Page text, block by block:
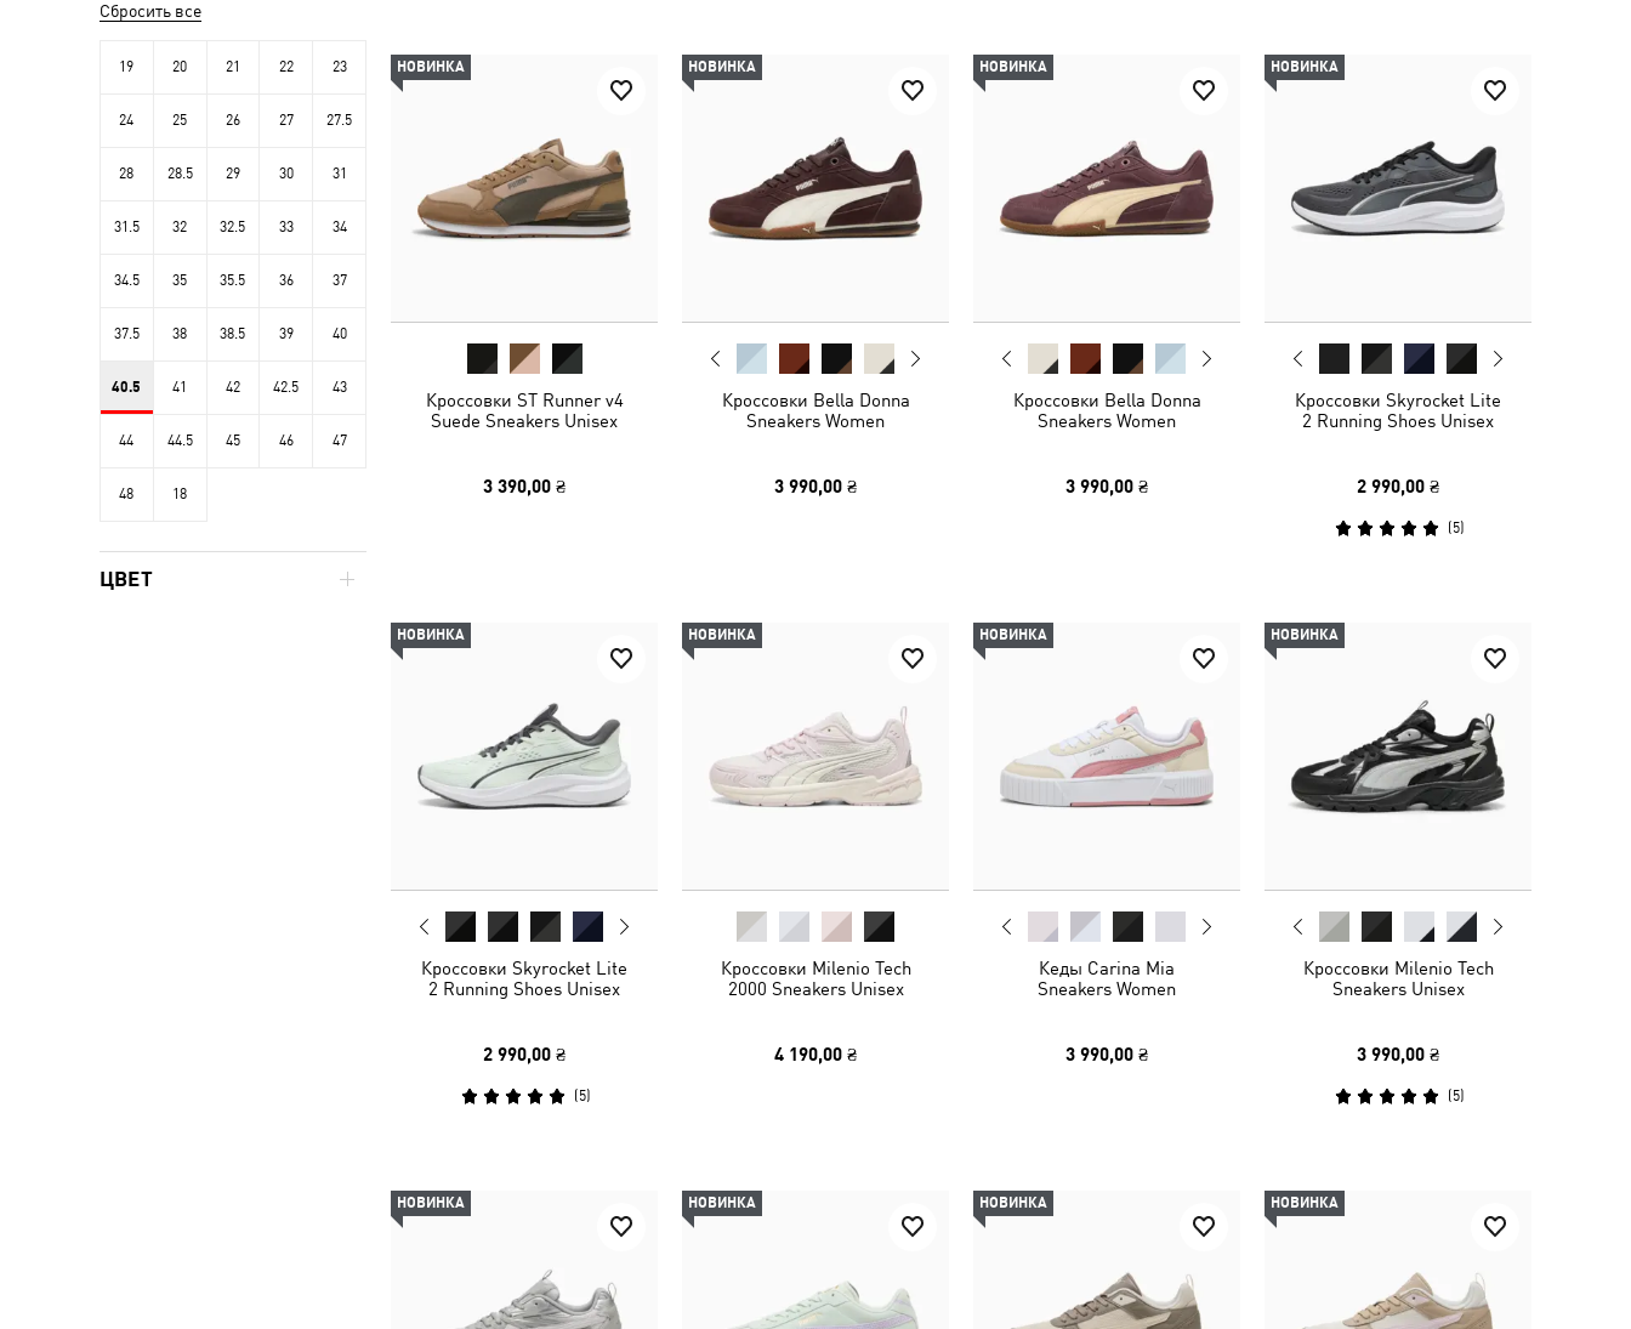
НОВИНКА
Кроссовки ST Runner v4
Suede Sneakers Unisex
3 390,00 ₴
НОВИНКА
Кроссовки Bella Donna
Sneakers Women
3 990,00 ₴
НОВИНКА
Кроссовки Bella Donna
Sneakers Women
3 990,00 ₴
НОВИНКА
Кроссовки Skyrocket Lite
2 Running Shoes Unisex
2 990,00 ₴
(5)
НОВИНКА
Кроссовки Skyrocket Lite
2 Running Shoes Unisex
2 990,00 ₴
(5)
НОВИНКА
Кроссовки Milenio Tech
2000 Sneakers Unisex
4 190,00 ₴
НОВИНКА
Кеды Carina Mia
Sneakers Women
3 990,00 ₴
НОВИНКА
Кроссовки Milenio Tech
Sneakers Unisex
3 990,00 ₴
(5)
НОВИНКА НОВИНКА НОВИНКА НОВИНКА
Сбросить все
19 20 21 22 23
24 25 26 27 27.5
28 28.5 29 30 31
31.5 32 32.5 33 34
34.5 35 35.5 36 37
37.5 38 38.5 39 40
40.5 41 42 42.5 43
44 44.5 45 46 47
48 18
ЦВЕТ